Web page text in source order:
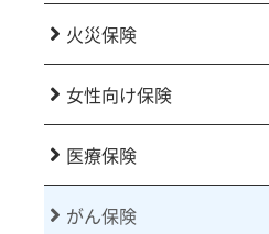
火災保険
女性向け保険
医療保険
がん保険